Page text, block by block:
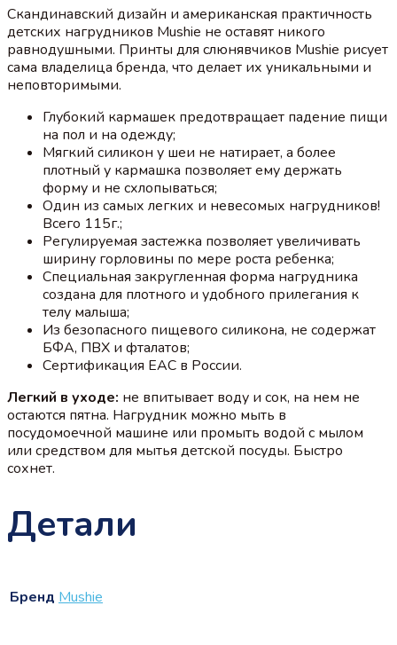
Скандинавский дизайн и американская практичность
детских нагрудников Mushie не оставят никого
равнодушными. Принты для слюнявчиков Mushie рисует
сама владелица бренда, что делает их уникальными и
неповторимыми.
Глубокий кармашек предотвращает падение пищи
на пол и на одежду;⠀
Мягкий силикон у шеи не натирает, а более
плотный у кармашка позволяет ему держать
форму и не схлопываться;⠀
Один из самых легких и невесомых нагрудников!
Всего 115г.;⠀
Регулируемая застежка позволяет увеличивать
ширину горловины по мере роста ребенка;⠀
Специальная закругленная форма нагрудника
создана для плотного и удобного прилегания к
телу малыша;
Из безопасного пищевого силикона, не содержат
БФА, ПВХ и фталатов;
Сертификация EAС в России.⠀⠀⠀
Легкий в уходе: не впитывает воду и сок, на нем не
остаются пятна. Нагрудник можно мыть в
посудомоечной машине или промыть водой с мылом
или средством для мытья детской посуды. Быстро
сохнет.
Детали
Бренд Mushie